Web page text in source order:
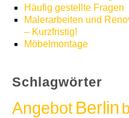
Häufig gestellte Fragen
Malerarbeiten und
– Kurzfristig!
Möbelmontage
Schlagwörter
AngebotBerlin